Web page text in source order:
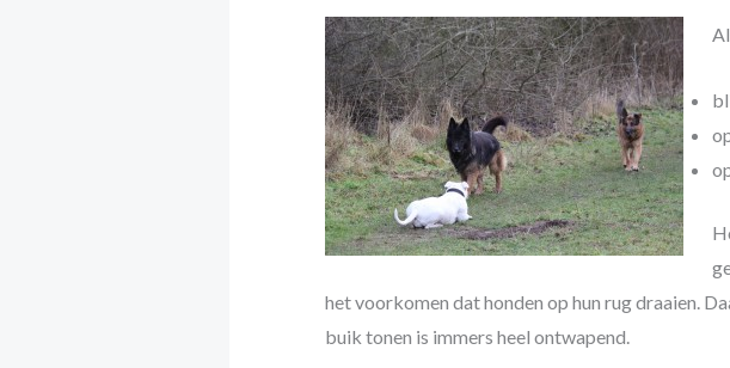
het voorkomen dat honden op hun rug draaien.
buik tonen is immers heel ontwapend.